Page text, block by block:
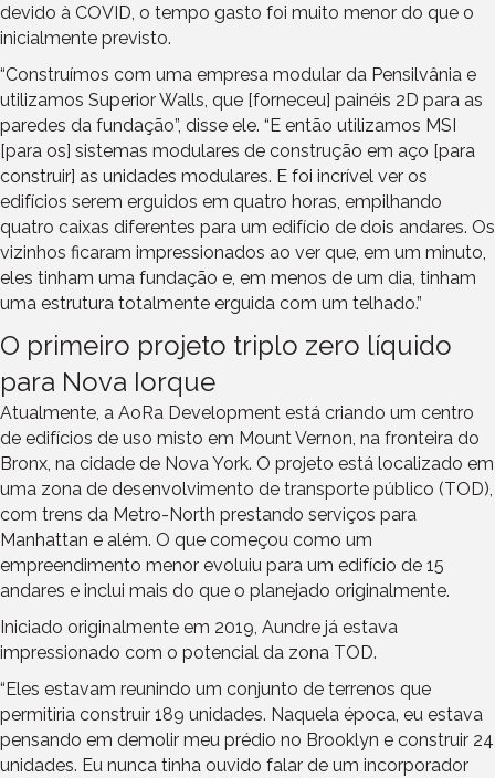
devido à COVID, o tempo gasto foi muito menor do que o
inicialmente previsto.
“Construímos com uma empresa modular da Pensilvânia e
utilizamos Superior Walls, que [forneceu] painéis 2D para as
paredes da fundação”, disse ele. “E então utilizamos MSI
[para os] sistemas modulares de construção em aço [para
construir] as unidades modulares. E foi incrível ver os
edifícios serem erguidos em quatro horas, empilhando
quatro caixas diferentes para um edifício de dois andares. Os
vizinhos ficaram impressionados ao ver que, em um minuto,
eles tinham uma fundação e, em menos de um dia, tinham
uma estrutura totalmente erguida com um telhado.”
O primeiro projeto triplo zero líquido
para Nova Iorque
Atualmente, a AoRa Development está criando um centro
de edifícios de uso misto em Mount Vernon, na fronteira do
Bronx, na cidade de Nova York. O projeto está localizado em
uma zona de desenvolvimento de transporte público (TOD),
com trens da Metro-North prestando serviços para
Manhattan e além. O que começou como um
empreendimento menor evoluiu para um edifício de 15
andares e inclui mais do que o planejado originalmente.
Iniciado originalmente em 2019, Aundre já estava
impressionado com o potencial da zona TOD.
“Eles estavam reunindo um conjunto de terrenos que
permitiria construir 189 unidades. Naquela época, eu estava
pensando em demolir meu prédio no Brooklyn e construir 24
unidades. Eu nunca tinha ouvido falar de um incorporador